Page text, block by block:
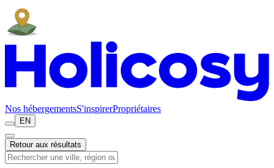
Nos hébergementsS'inspirerPropriétaires
EN
Retour aux résultats